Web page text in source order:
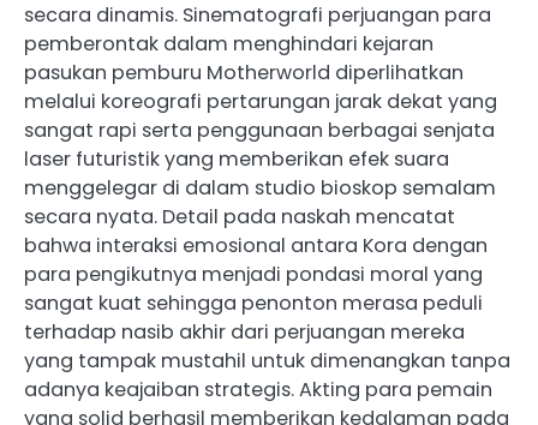
secara dinamis. Sinematografi perjuangan para
pemberontak dalam menghindari kejaran
pasukan pemburu Motherworld diperlihatkan
melalui koreografi pertarungan jarak dekat yang
sangat rapi serta penggunaan berbagai senjata
laser futuristik yang memberikan efek suara
menggelegar di dalam studio bioskop semalam
secara nyata. Detail pada naskah mencatat
bahwa interaksi emosional antara Kora dengan
para pengikutnya menjadi pondasi moral yang
sangat kuat sehingga penonton merasa peduli
terhadap nasib akhir dari perjuangan mereka
yang tampak mustahil untuk dimenangkan tanpa
adanya keajaiban strategis. Akting para pemain
yang solid berhasil memberikan kedalaman pada